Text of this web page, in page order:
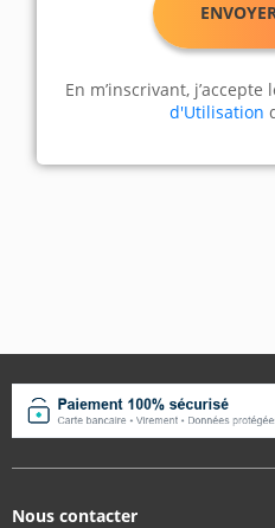
En m’inscrivant, j’accepte
d'Utilisation
Nous contacter